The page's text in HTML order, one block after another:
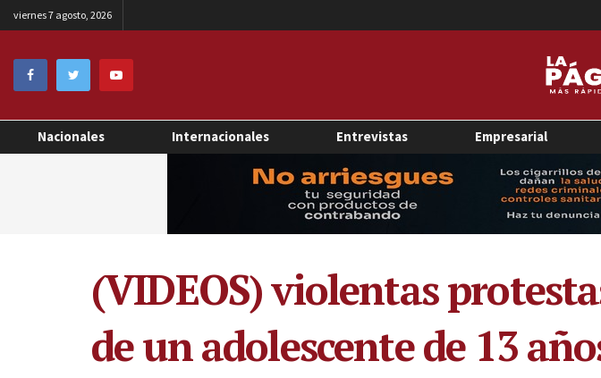
viernes 7 agosto, 2026
Nacionales Internacionales Entrevistas Empresarial
(VIDEOS) violentas
de un adolescente de 13